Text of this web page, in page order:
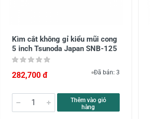
Kìm cắt không gỉ kiểu mũi cong
5 inch Tsunoda Japan SNB-125
282,700 đ Đã bán: 3
Thêm vào giỏ
hàng